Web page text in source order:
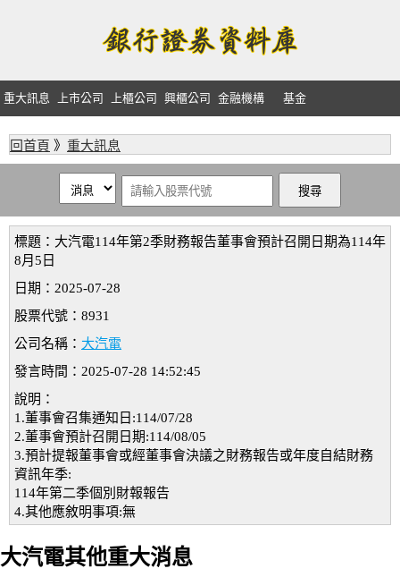
重大訊息 上市公司 上櫃公司 興櫃公司 金融機構 基金
回首頁 》 重大訊息
標題：大汽電114年第2季財務報告董事會預計召開日期為114年
8月5日
日期：2025-07-28
股票代號：8931
公司名稱： 大汽電
發言時間：2025-07-28 14:52:45
說明：
1.董事會召集通知日:114/07/28
2.董事會預計召開日期:114/08/05
3.預計提報董事會或經董事會決議之財務報告或年度自結財務
資訊年季:
114年第二季個別財報報告
4.其他應敘明事項:無
大汽電其他重大消息